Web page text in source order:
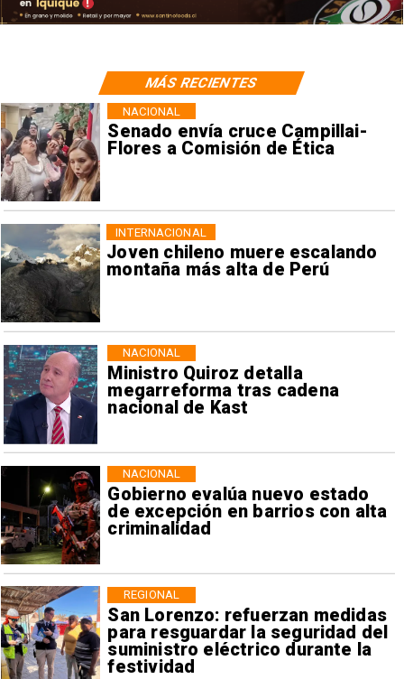
Senado envía cruce Campillai-
Flores a Comisión de Ética
NACIONAL
Joven chileno muere escalando
montaña más alta de Perú
INTERNACIONAL
Ministro Quiroz detalla
megarreforma tras cadena
nacional de Kast
NACIONAL
Gobierno evalúa nuevo estado
de excepción en barrios con alta
criminalidad
NACIONAL
San Lorenzo: refuerzan medidas
para resguardar la seguridad del
suministro eléctrico durante la
festividad
REGIONAL
MÁS RECIENTES